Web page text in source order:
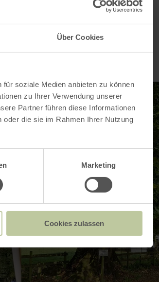
Über Cookies
soziale Medien anbieten zu können
zu Ihrer Verwendung unserer
Partner führen diese Informationen
die sie im Rahmen Ihrer Nutzung
Marketing
Cookies zulassen